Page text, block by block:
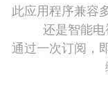
此应用程序兼容
还是智能电
通过一次订阅，